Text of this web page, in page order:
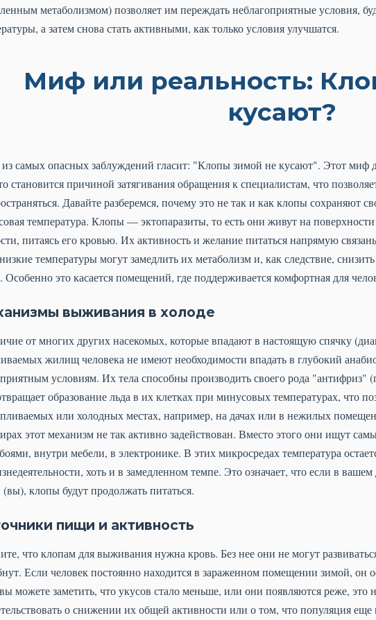
метаболизмом) позволяет им переждать неблагоприятные условия,
а затем снова стать активными, как только условия улучшатся.
Миф или реальность:
кусают?
самых опасных заблуждений гласит: "Клопы зимой не кусают". Этот миф
становится причиной затягивания обращения к специалистам, что
Давайте разберемся, почему это не так и как клопы сохраняют
температура. Клопы — эктопаразиты, то есть они живут на поверхности
питаясь его кровью. Их активность и желание питаться напрямую
температуры могут замедлить их метаболизм и, как следствие,
Особенно это касается помещений, где поддерживается комфортная для
выживания в холоде
от многих других насекомых, которые впадают в настоящую спячку
жилищ человека не имеют необходимости впадать в глубокий
условиям. Их тела способны производить своего рода "антифриз"
образование льда в их клетках при минусовых температурах, что
или холодных местах, например, на дачах или в нежилых
этот механизм не так активно задействован. Вместо этого они ищут
внутри мебели, в электронике. В этих микросредах температура
хоть и в замедленном темпе. Это означает, что если в
клопы будут продолжать питаться.
пищи и активность
что клопам для выживания нужна кровь. Без нее они не могут
Если человек постоянно находится в зараженном помещении зимой, он
можете заметить, что укусов стало меньше, или они появляются реже, это
о снижении их общей активности или о том, что популяция еще